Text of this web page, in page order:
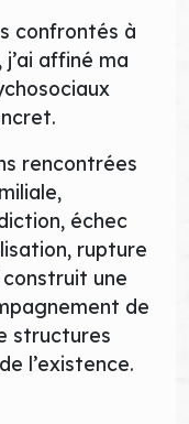
confrontés à
affiné ma
rencontrées
échec
rupture
une
de
structures
l’existence.